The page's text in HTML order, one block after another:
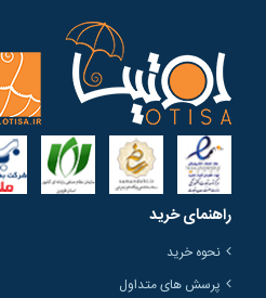
راهنمای خرید
نحوه خرید
پرسش های متداول